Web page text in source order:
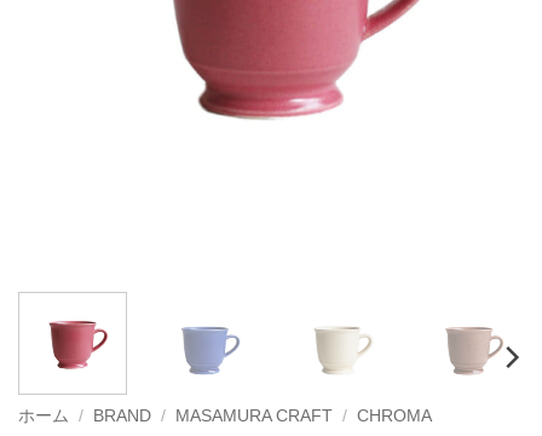
ホーム / BRAND / MASAMURA CRAFT / CHROMA